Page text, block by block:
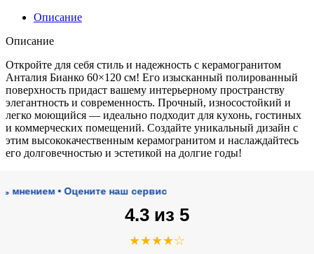
Описание
Описание
Откройте для себя стиль и надежность с керамогранитом
Анталия Бианко 60×120 см! Его изысканный полированный
поверхность придаст вашему интерьерному пространству
элегантность и современность. Прочный, износостойкий и
легко моющийся — идеально подходит для кухонь, гостиных
и коммерческих помещений. Создайте уникальный дизайн с
этим высококачественным керамогранитом и наслаждайтесь
его долговечностью и эстетикой на долгие годы!
• Оцените наш сервис
4.3 из 5
★★★★☆